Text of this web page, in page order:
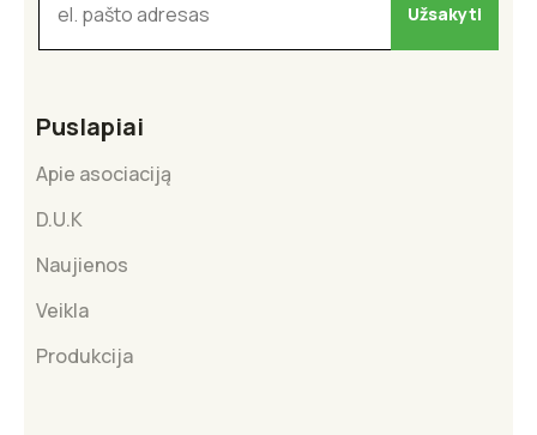
Puslapiai
Apie asociaciją
D.U.K
Naujienos
Veikla
Produkcija